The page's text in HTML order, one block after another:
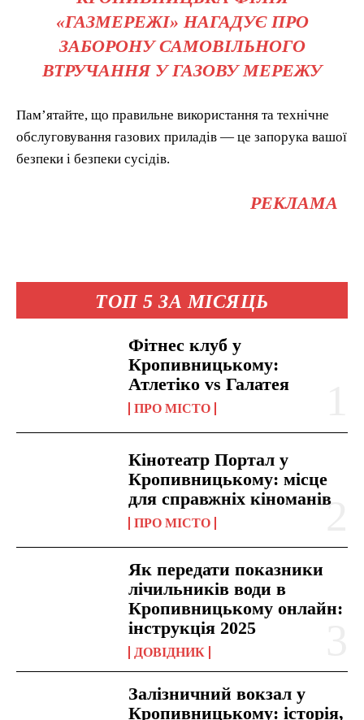
ТОП 5 ЗА МІСЯЦЬ
Фітнес клуб у
Кропивницькому:
Атлетіко vs Галатея
ПРО МІСТО
Кінотеатр Портал у
Кропивницькому: місце
для справжніх кіноманів
ПРО МІСТО
Як передати показники
лічильників води в
Кропивницькому онлайн:
інструкція 2025
ДОВІДНИК
Залізничний вокзал у
Кропивницькому: історія,
«ГАЗМЕРЕЖІ» НАГАДУЄ ПРО
ЗАБОРОНУ САМОВІЛЬНОГО
ВТРУЧАННЯ У ГАЗОВУ МЕРЕЖУ
Пам’ятайте, що правильне використання та технічне
обслуговування газових приладів — це запорука вашої
безпеки і безпеки сусідів.
РЕКЛАМА